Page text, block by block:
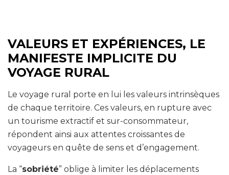
VALEURS ET EXPÉRIENCES, LE
MANIFESTE IMPLICITE DU
VOYAGE RURAL
Le voyage rural porte en lui les valeurs intrinsèques
de chaque territoire. Ces valeurs, en rupture avec
un tourisme extractif et sur-consommateur,
répondent ainsi aux attentes croissantes de
voyageurs en quête de sens et d’engagement.
La “sobriété” oblige à limiter les déplacements